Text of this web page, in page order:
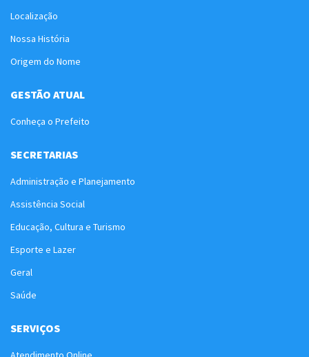
Localização
Nossa História
Origem do Nome
GESTÃO ATUAL
Conheça o Prefeito
SECRETARIAS
Administração e Planejamento
Assistência Social
Educação, Cultura e Turismo
Esporte e Lazer
Geral
Saúde
SERVIÇOS